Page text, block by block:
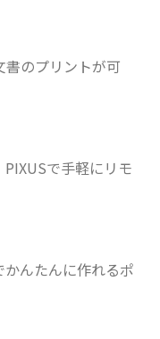
のプリントが可
で手軽にリモ
んたんに作れるポ